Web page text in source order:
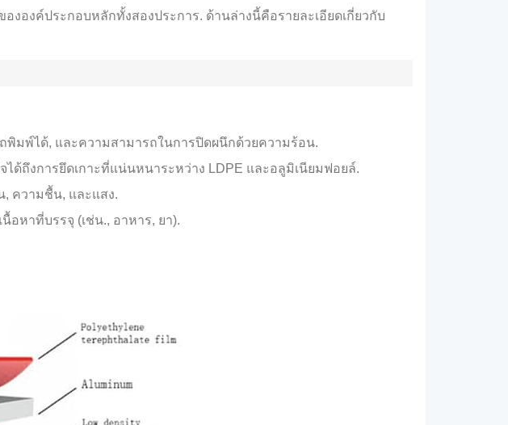
งองค์ประกอบหลักทั้งสองประการ. ด้านล่างนี้คือรายละเอียดเกี่ยวกับ
พิมพ์ได้, และความสามารถในการปิดผนึกด้วยความร้อน.
ด้ถึงการยึดเกาะที่แน่นหนาระหว่าง LDPE และอลูมิเนียมฟอยล์.
, ความชื้น, และแสง.
อหาที่บรรจุ (เช่น., อาหาร, ยา).